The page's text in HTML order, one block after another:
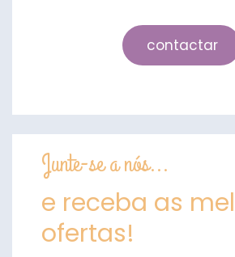
contactar
Junte-se a nós...
e receba as
ofertas!